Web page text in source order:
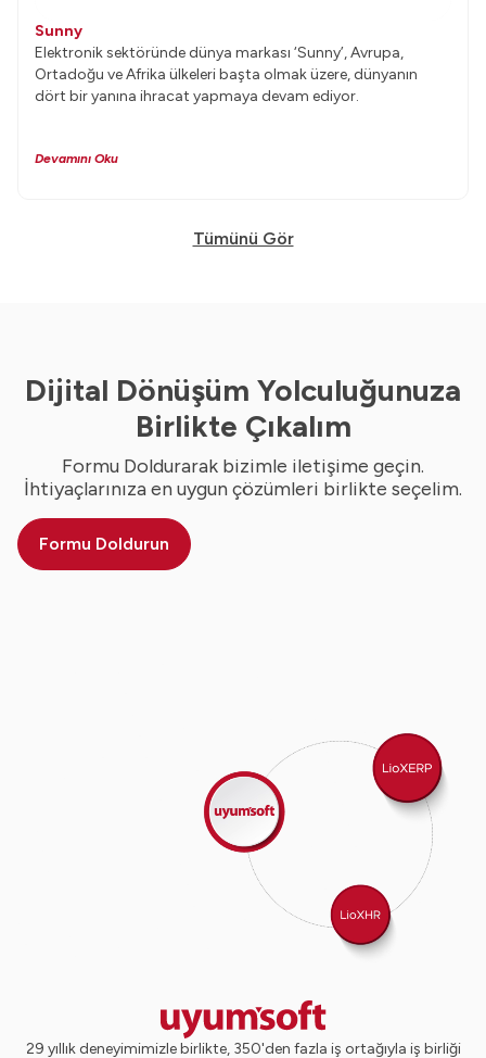
Sunny
Elektronik sektöründe dünya markası ‘Sunny’, Avrupa,
Ortadoğu ve Afrika ülkeleri başta olmak üzere, dünyanın
dört bir yanına ihracat yapmaya devam ediyor.
Devamını Oku
Tümünü Gör
Dijital Dönüşüm Yolculuğunuza
Birlikte Çıkalım
Formu Doldurarak bizimle iletişime geçin.
İhtiyaçlarınıza en uygun çözümleri birlikte seçelim.
Formu Doldurun
29 yıllık deneyimimizle birlikte, 350'den fazla iş ortağıyla iş birliği